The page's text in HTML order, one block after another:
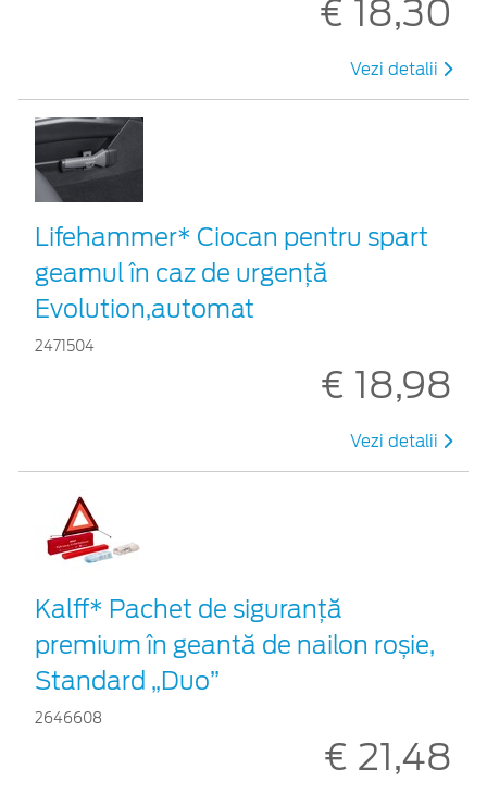
€ 18,30
Vezi detalii
Lifehammer* Ciocan pentru spart
geamul în caz de urgenţă
Evolution,automat
2471504
€ 18,98
Vezi detalii
Kalff* Pachet de siguranţă
premium în geantă de nailon roșie,
Standard „Duo”
2646608
€ 21,48